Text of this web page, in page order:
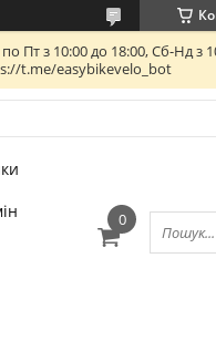
з 10:00 до 18:00, Сб-Нд з
t.me/easybikevelo_bot